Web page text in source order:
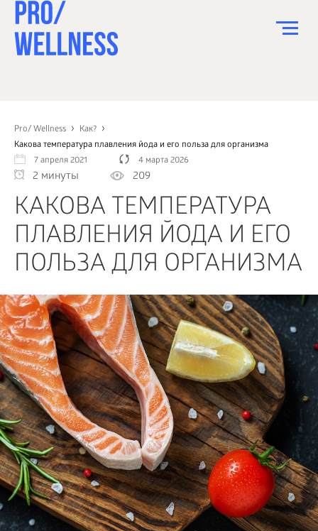
Pro/ Wellness
Как?
Какова температура плавления йода и его польза для организма
7 апреля 2021
4 марта 2026
2 минуты 209
КАКОВА ТЕМПЕРАТУРА
ПЛАВЛЕНИЯ ЙОДА И ЕГО
ПОЛЬЗА ДЛЯ ОРГАНИЗМА
СПОРТ
ЗДОРОВЬЕ
КРАСОТА
ПСИХОЛОГИЯ
ДЕТИ
ДОМ
КАК?
БИЗНЕС